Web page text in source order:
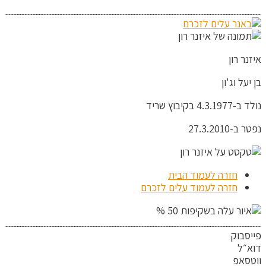
איזנר רון
בן יעל וג'ון
נולד ב-4.3.1977 בקיבוץ שריד
נפטר ב-27.3.2010
חזרה לעמוד הבית
חזרה לעמוד עלים לזכרם
פייסבוק
דוא״ל
ווטסאפ